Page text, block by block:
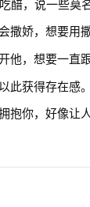
，说一些莫名
娇，想要用撒
，想要一直跟
获得存在感。
你，好像让